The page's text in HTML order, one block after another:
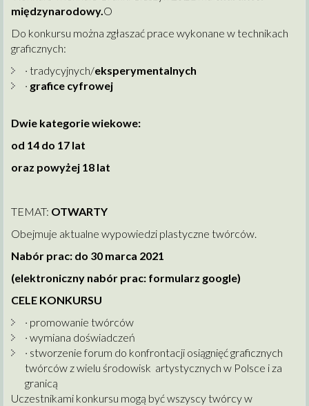
międzynarodowy.O
Do konkursu można zgłaszać prace wykonane w technikach
graficznych:
· tradycyjnych/eksperymentalnych
· grafice cyfrowej
Dwie kategorie wiekowe:
od 14 do 17 lat
oraz powyżej 18 lat
TEMAT: OTWARTY
Obejmuje aktualne wypowiedzi plastyczne twórców.
Nabór prac: do 30 marca 2021
(elektroniczny nabór prac: formularz google)
CELE KONKURSU
· promowanie twórców
· wymiana doświadczeń
· stworzenie forum do konfrontacji osiągnięć graficznych
twórców z wielu środowisk artystycznych w Polsce i za
granicą
Uczestnikami konkursu mogą być wszyscy twórcy w